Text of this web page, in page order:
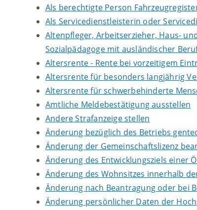
Als berechtigte Person
Als Servicedienstleisterin oder
Altenpfleger, Arbeitserzieher, Haus-
Sozialpädagoge mit ausländischer
Altersrente - Rente bei vorzeitigem
Altersrente für besonders langjährig
Altersrente für schwerbehinderte
Amtliche Meldebestätigung ausstellen
Andere Strafanzeige stellen
Änderung bezüglich des Betriebs
Änderung der Gemeinschaftslizenz
Änderung des Entwicklungsziels einer
Änderung des Wohnsitzes innerhalb
Änderung nach Beantragung oder bei
Änderung persönlicher Daten der